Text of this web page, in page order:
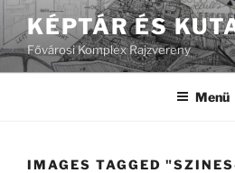
Tartalomhoz
KÉPTÁR ÉS
Fővárosi Komplex Rajzvereny
Menü
IMAGES TAGGED